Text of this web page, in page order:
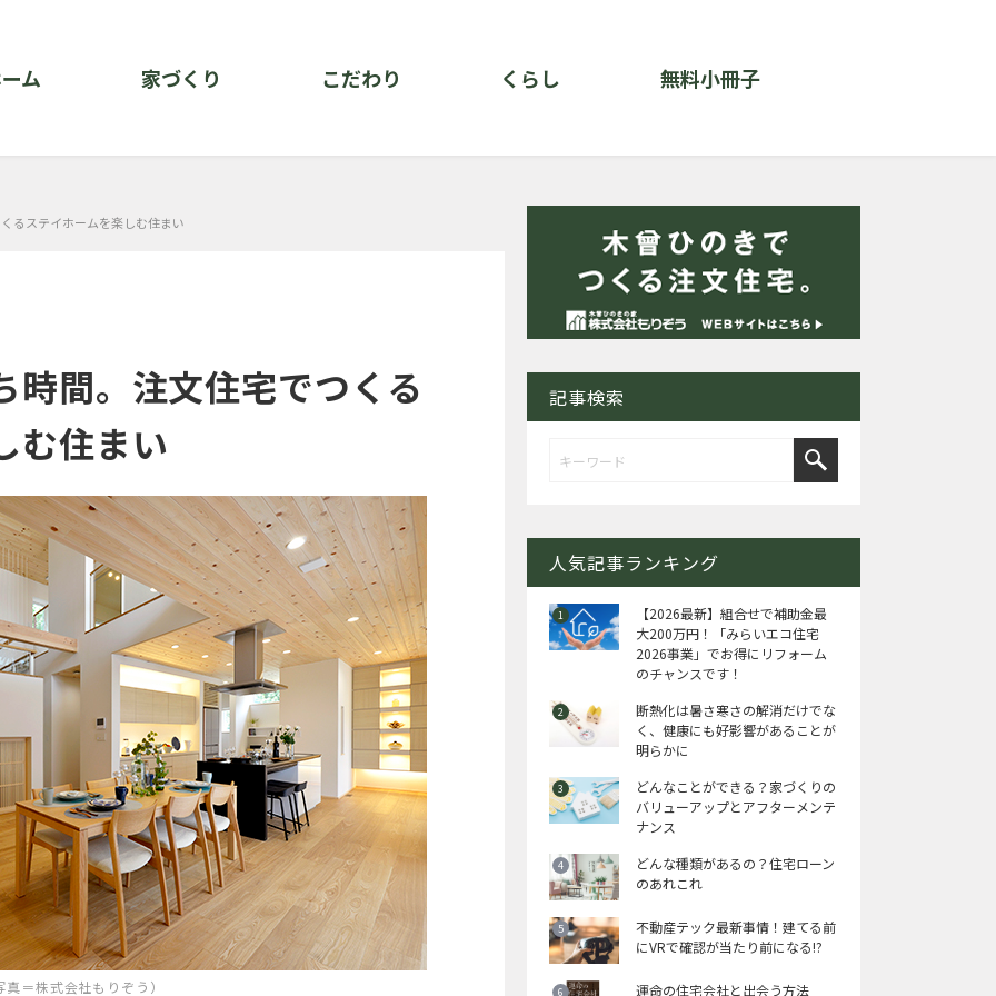
ム 家づくり こだわり くらし 無料小冊子
るステイホームを楽しむ住まい
時間。注文住宅でつくる
む住まい
真＝株式会社もりぞう）
記事検索
人気記事ランキング
【2026最新】組合せで補助金最
大200万円！「みらいエコ住宅
2026事業」でお得にリフォーム
のチャンスです！
断熱化は暑さ寒さの解消だけでな
く、健康にも好影響があることが
明らかに
どんなことができる？家づくりの
バリューアップとアフターメンテ
ナンス
どんな種類があるの？住宅ローン
のあれこれ
不動産テック最新事情！建てる前
にVRで確認が当たり前になる!?
運命の住宅会社と出会う方法